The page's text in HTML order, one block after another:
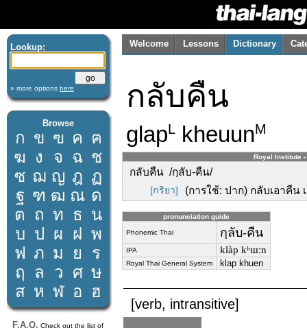
Lookup:
» more options here
Browse
ก ข ฃ ค ฅ
ฆ ง จ ฉ ช
ซ ฌ ญ ฎ ฏ
ฐ ฑ ฒ ณ ด
ต ถ ท ธ น
บ ป ผ ฝ พ
ฟ ภ ม ย
ร
ฤ
ล ว ศ ษ
ส ห ฬ อ ฮ
F.A.Q. Check out the list of
Welcome Lessons Dictionary
กลับคืน
glapL kheuunM
Royal Institute -
กลับคืน /กฺลับ-คืน/
[กริยา] (การใช้: ปาก) กลับเอาคื
pronunciation guide
Phonemic Thai กฺลับ-คืน
IPA klàp kʰɯːn
Royal Thai General System klap khuen
[verb, intransitive]